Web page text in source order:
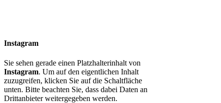
Insta­gram
Sie sehen gerade einen Platzhalterinhalt von
Instagram. Um auf den eigentlichen Inhalt
zuzugreifen, klicken Sie auf die Schaltfläche
unten. Bitte beachten Sie, dass dabei Daten an
Drittanbieter weitergegeben werden.